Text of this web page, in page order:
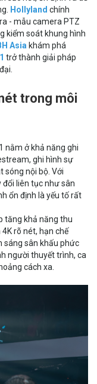
Hollyland chính
- mẫu camera PTZ
kiểm soát khung hình
Asia khám phá
trở thành giải pháp
trong môi
nằm ở khả năng ghi
ghi hình sự
sóng nội bộ. Với
liên tục như sân
ổn định là yếu tố rất
tăng khả năng thu
rõ nét, hạn chế
sáng sân khấu phức
người thuyết trình, ca
cách xa.